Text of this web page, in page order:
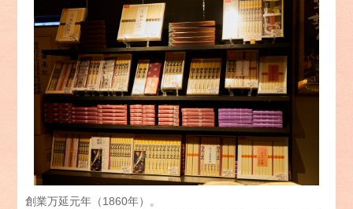
創業万延元年（1860年）。